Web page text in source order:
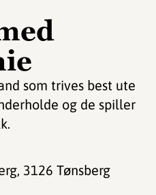
som trives best ute
og de spiller
, 3126 Tønsberg